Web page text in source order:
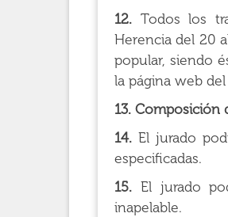
12. Todos los
Herencia del 20
popular, siendo
la página web
13. Composición
14. El jurado
especificadas.
15. El jurado
inapelable.